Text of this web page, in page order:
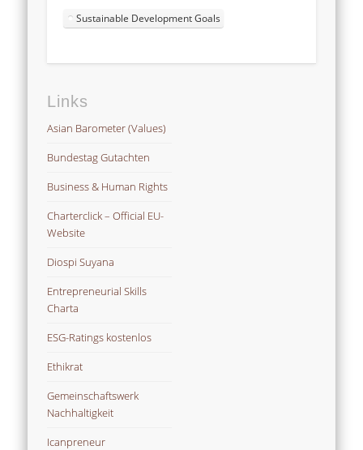
Sustainable Development Goals
Links
Asian Barometer (Values)
Bundestag Gutachten
Business & Human Rights
Charterclick – Official EU-
Website
Diospi Suyana
Entrepreneurial Skills
Charta
ESG-Ratings kostenlos
Ethikrat
Gemeinschaftswerk
Nachhaltigkeit
Icanpreneur